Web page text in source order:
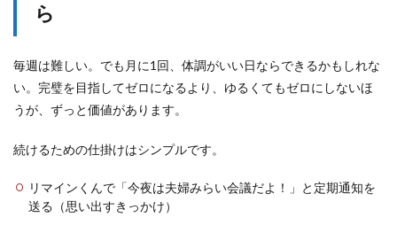
ら
毎週は難しい。でも月に1回、体調がいい日ならできるかもしれな
い。完璧を目指してゼロになるより、ゆるくてもゼロにしないほ
うが、ずっと価値があります。
続けるための仕掛けはシンプルです。
リマインくんで「今夜は夫婦みらい会議だよ！」と定期通知を
送る（思い出すきっかけ）